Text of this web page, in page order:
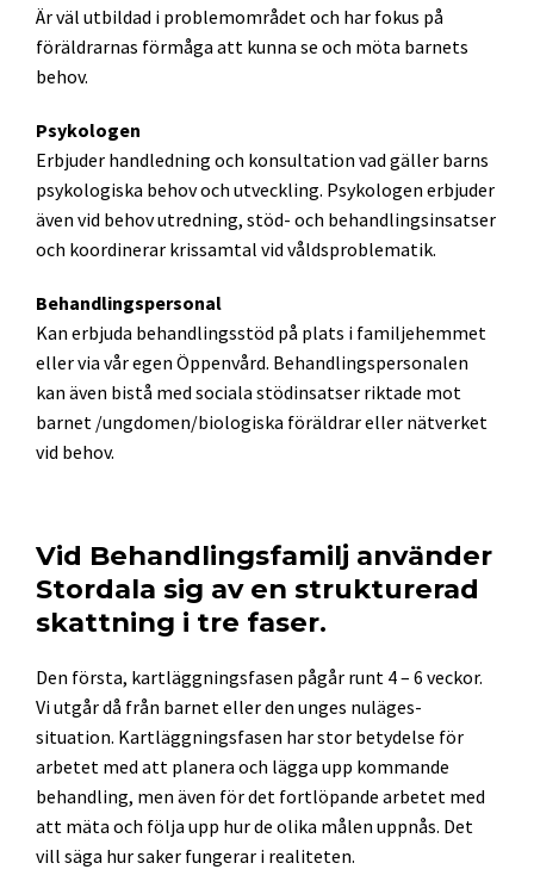
Är väl utbildad i problemområdet och har fokus på
föräldrarnas förmåga att kunna se och möta barnets
behov.
Psykologen
Erbjuder handledning och konsultation vad gäller barns
psykologiska behov och utveckling. Psykologen erbjuder
även vid behov utredning, stöd- och behandlingsinsatser
och koordinerar krissamtal vid våldsproblematik.
Behandlingspersonal
Kan erbjuda behandlingsstöd på plats i familjehemmet
eller via vår egen Öppenvård. Behandlingspersonalen
kan även bistå med sociala stödinsatser riktade mot
barnet /ungdomen/biologiska föräldrar eller nätverket
vid behov.
Vid Behandlingsfamilj använder
Stordala sig av en strukturerad
skattning i tre faser.
Den första, kartläggningsfasen pågår runt 4 – 6 veckor.
Vi utgår då från barnet eller den unges nuläges-
situation. Kartläggningsfasen har stor betydelse för
arbetet med att planera och lägga upp kommande
behandling, men även för det fortlöpande arbetet med
att mäta och följa upp hur de olika målen uppnås. Det
vill säga hur saker fungerar i realiteten.